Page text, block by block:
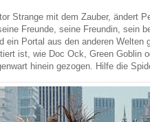
Strange mit dem Zauber, ändert
Freunde, seine Freundin, sein
ein Portal aus den anderen
ist, wie Doc Ock, Green Goblin
hinein gezogen. Hilfe die